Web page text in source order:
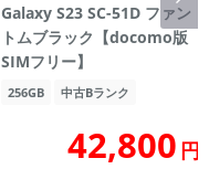
Galaxy S23 SC-51D ファン
トムブラック【docomo版
SIMフリー】
256GB 中古Bランク
42,800円